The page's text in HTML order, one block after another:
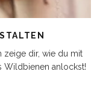
zeige dir, wie du mit
Wildbienen anlockst!